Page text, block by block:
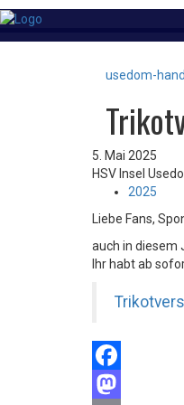
usedom-
5. Mai 2025
HSV Insel
2025
Liebe Fans,
auch in diesem
Ihr habt ab
Facebook